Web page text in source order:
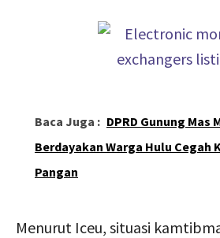
Baca Juga : DPRD Gunung
Berdayakan Warga Hulu Cegah
Pangan
Menurut Iceu, situasi